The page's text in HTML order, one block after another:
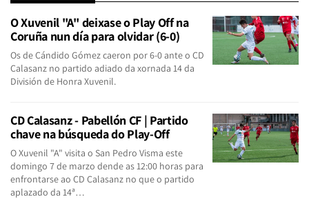
O Xuvenil "A" deixase o Play Off na
Coruña nun día para olvidar (6-0)
Os de Cándido Gómez caeron por 6-0 ante o CD
Calasanz no partido adiado da xornada 14 da
División de Honra Xuvenil.
CD Calasanz - Pabellón CF | Partido
chave na búsqueda do Play-Off
O Xuvenil "A" visita o San Pedro Visma este
domingo 7 de marzo dende as 12:00 horas para
enfrontarse ao CD Calasanz no que o partido
aplazado da 14ª…